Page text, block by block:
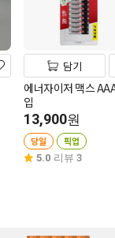
담기
에너자이저 맥스
입
13,900원
당일 픽업
5.0 리뷰 3